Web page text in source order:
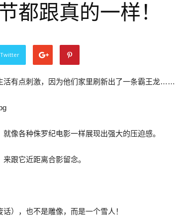
都跟真的一样！
活有点刺激，因为他们家里刷新出了一条霸王龙……
像各种侏罗纪电影一样展现出强大的压迫感。
跟它近距离合影留念。
），也不是雕像，而是一个雪人！